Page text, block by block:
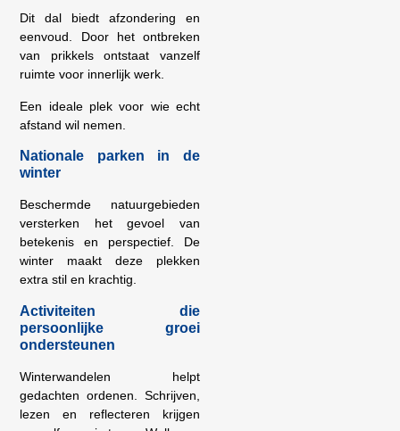
Dit dal biedt afzondering en
eenvoud. Door het ontbreken
van prikkels ontstaat vanzelf
ruimte voor innerlijk werk.
Een ideale plek voor wie echt
afstand wil nemen.
Nationale parken in de
winter
Beschermde natuurgebieden
versterken het gevoel van
betekenis en perspectief. De
winter maakt deze plekken
extra stil en krachtig.
Activiteiten die
persoonlijke groei
ondersteunen
Winterwandelen helpt
gedachten ordenen. Schrijven,
lezen en reflecteren krijgen